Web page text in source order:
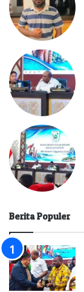
Berita Populer